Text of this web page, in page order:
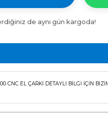
de aynı gün kargoda!
CNC EL ÇARKI DETAYLI BİLGİ İÇİN